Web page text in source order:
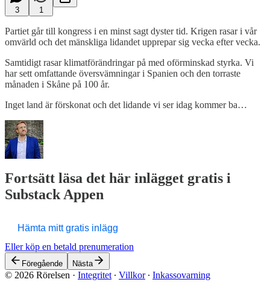
3 1
Partiet går till kongress i en minst sagt dyster tid. Krigen rasar i vår
omvärld och det mänskliga lidandet upprepar sig vecka efter vecka.
Samtidigt rasar klimatförändringar på med oförminskad styrka. Vi
har sett omfattande översvämningar i Spanien och den torraste
månaden i Skåne på 100 år.
Inget land är förskonat och det lidande vi ser idag kommer ba…
Fortsätt läsa det här inlägget gratis i
Substack Appen
Hämta mitt gratis inlägg
Eller köp en betald prenumeration
Föregående Nästa
© 2026 Rörelsen · Integritet ∙ Villkor∙ Inkassovarning